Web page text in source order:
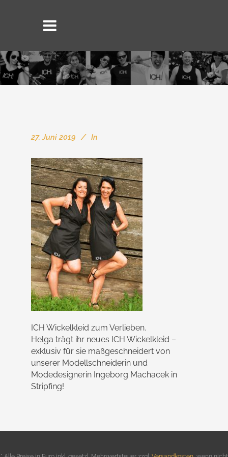
27. Juni 2019 In
ICH Wickelkleid zum Verlieben.
Helga trägt ihr neues ICH Wickelkleid –
exklusiv für sie maßgeschneidert von
unserer Modellschneiderin und
Modedesignerin Ingeborg Machacek in
Stripfing!